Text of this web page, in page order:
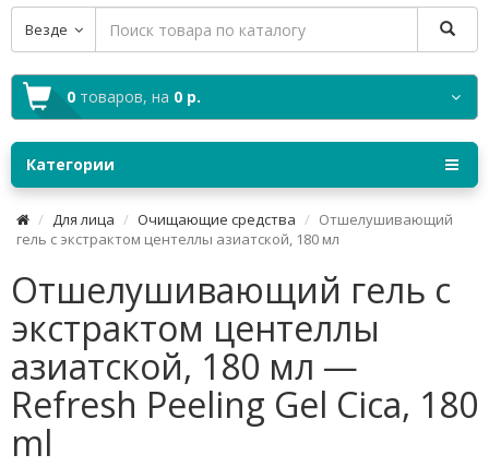
Везде
0 товаров, на 0 р.
Категории
Для лица Очищающие средства
Отшелушивающий
гель с экстрактом центеллы азиатской, 180 мл
Отшелушивающий гель с
экстрактом центеллы
азиатской, 180 мл —
Refresh Peeling Gel Cica, 180
ml